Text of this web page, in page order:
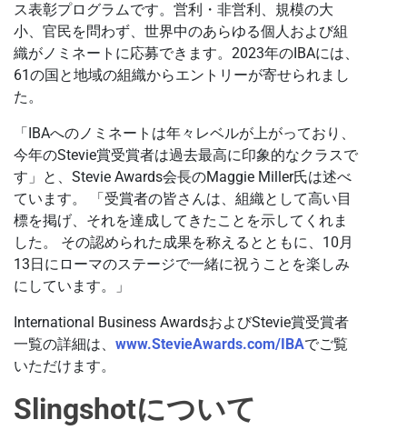
ス表彰プログラムです。営利・非営利、規模の大
小、官民を問わず、世界中のあらゆる個人および組
織がノミネートに応募できます。2023年のIBAには、
61の国と地域の組織からエントリーが寄せられまし
た。
「IBAへのノミネートは年々レベルが上がっており、
今年のStevie賞受賞者は過去最高に印象的なクラスで
す」と、Stevie Awards会長のMaggie Miller氏は述べ
ています。 「受賞者の皆さんは、組織として高い目
標を掲げ、それを達成してきたことを示してくれま
した。 その認められた成果を称えるとともに、10月
13日にローマのステージで一緒に祝うことを楽しみ
にしています。」
International Business AwardsおよびStevie賞受賞者
一覧の詳細は、 www.StevieAwards.com/IBAでご覧
いただけます。
Slingshotについて